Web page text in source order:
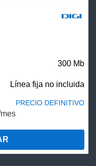
300 Mb
Línea fija no incluida
PRECIO DEFINITIVO